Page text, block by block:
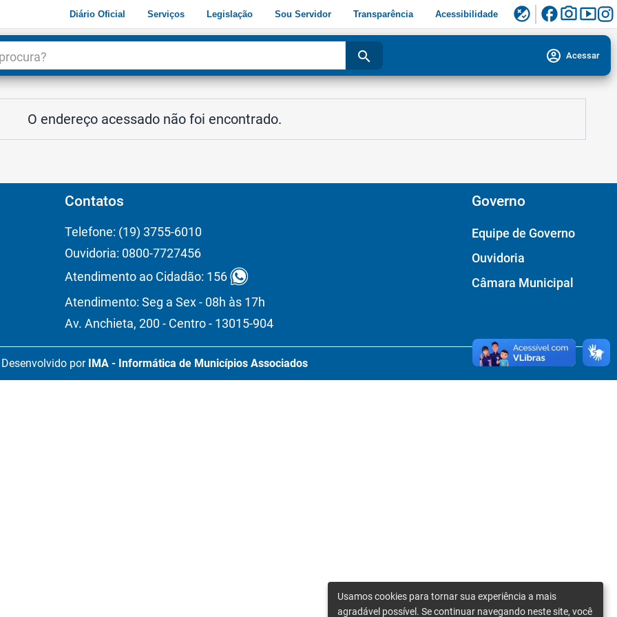
Diário Oficial Serviços Legislação Sou Servidor Transparência Acessibilidade flaky facebookphoto_camerasmart_display
search account_circle Acessar
O endereço acessado não foi encontrado.
Contatos
Telefone: (19) 3755-6010
Ouvidoria: 0800-7727456
Atendimento ao Cidadão: 156
Atendimento: Seg a Sex - 08h às 17h
Av. Anchieta, 200 - Centro - 13015-904
Governo
Equipe de Governo
Ouvidoria
Câmara Municipal
Desenvolvido por IMA - Informática de Municípios Associados
Usamos cookies para tornar sua experiência a mais
agradável possível. Se continuar navegando neste site, você